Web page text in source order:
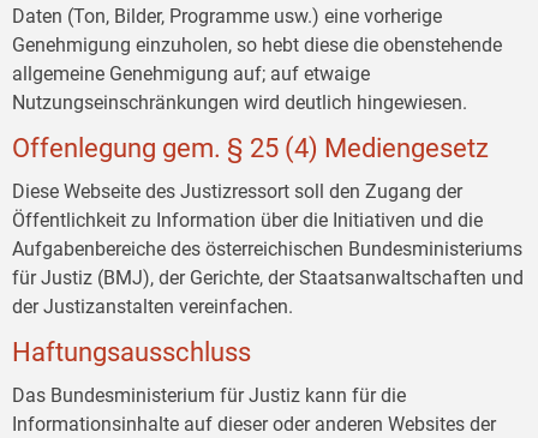
Daten (Ton, Bilder, Programme usw.) eine vorherige
Genehmigung einzuholen, so hebt diese die obenstehende
allgemeine Genehmigung auf; auf etwaige
Nutzungseinschränkungen wird deutlich hingewiesen.
Offenlegung gem. § 25 (4) Mediengesetz
Diese Webseite des Justizressort soll den Zugang der
Öffentlichkeit zu Information über die Initiativen und die
Aufgabenbereiche des österreichischen Bundesministeriums
für Justiz (BMJ), der Gerichte, der Staatsanwaltschaften und
der Justizanstalten vereinfachen.
Haftungsausschluss
Das Bundesministerium für Justiz kann für die
Informationsinhalte auf dieser oder anderen Websites der